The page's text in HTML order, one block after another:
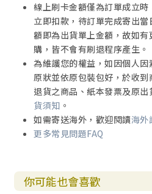
線上刷卡金額僅為訂單成立
立即扣款，待訂單完成寄出
額即為出貨單上金額，故如
購，皆不會有刷退程序產生。
為維護您的權益，如因個人
原狀並依原包裝包好，於收
退貨之商品、紙本發票及原
貨須知 。
如需寄送海外，歡迎閱讀海外
更多常見問題FAQ
你可能也會喜歡